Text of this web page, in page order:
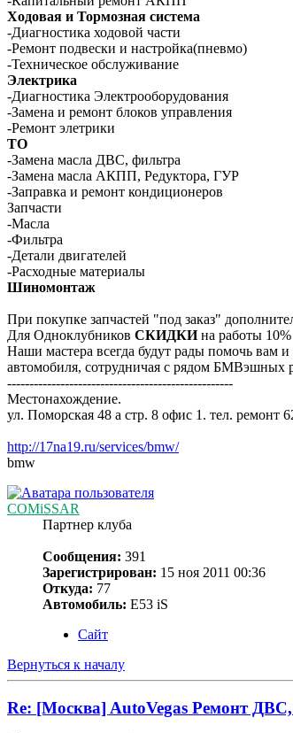
Ходовая и Тормозная система
-Диагностика ходовой части
-Ремонт подвески и настройка(пневмо)
-Техническое обслуживание
Электрика
-Диагностика Электрооборудования
-Замена и ремонт блоков управления
-Ремонт элетрики
ТО
-Замена масла ДВС, фильтра
-Замена масла АКПП, Редуктора, ГУР
-Заправка и ремонт кондиционеров
Запчасти
-Масла
-Фильтра
-Детали двигателей
-Расходные материалы
Шиномонтаж
При покупке запчастей "под заказ"
Для Одноклубников СКИДКИна работы
Наши мастера всегда будут рады помочь вам
автомобиля, сотрудничая с рядом БМВэшных
---------------------------------------------------
Местонахождение.
ул. Поморская 48 а стр. 8 офис 1. тел. ремонт
http://17na19.ru/services/bmw/
bmw
COMiSSAR
Партнер клуба
Сообщения: 391
Зарегистрирован: 15 ноя 2011 00:36
Откуда: 77
Автомобиль: Е53 iS
Сайт
Вернуться к началу
Re: [Москва] AutoVegas Ремонт